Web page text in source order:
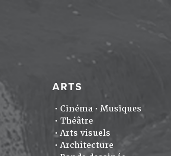
ARTS
Cinéma
Musiques
Théâtre
Arts visuels
Architecture